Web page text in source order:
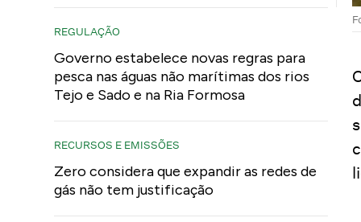
REGULAÇÃO
Governo estabelece novas regras para
pesca nas águas não marítimas dos rios
Tejo e Sado e na Ria Formosa
RECURSOS E EMISSÕES
Zero considera que expandir as redes de
gás não tem justificação